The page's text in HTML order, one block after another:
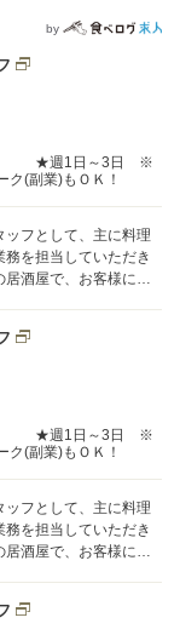
by
） ★週1日～3日 ※
(副業)もＯＫ！
フとして、主に料理
を担当していただき
居酒屋で、お客様に笑
へのサービスを行っ
け合いながら進める
。みんなで協力し
タッフが丁寧にサポ
すぐに質問できる雰囲
んでいただけます。
） ★週1日～3日 ※
(副業)もＯＫ！
フとして、主に料理
を担当していただき
居酒屋で、お客様に笑